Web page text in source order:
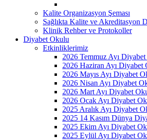
Kalite Organizasyon Şeması
Sağlıkta Kalite ve Akreditasyon
Klinik Rehber ve Protokoller
Diyabet Okulu
Etkinliklerimiz
2026 Temmuz Ayı
2026 Haziran Ayı
2026 Mayıs Ayı Diyabet
2026 Nisan Ayı Diyabet
2026 Mart Ayı Diyabet
2026 Ocak Ayı Diyabet
2025 Aralık Ayı Diyabet
2025 14 Kasım Dünya
2025 Ekim Ayı Diyabet
2025 Eylül Ayı Diyabet